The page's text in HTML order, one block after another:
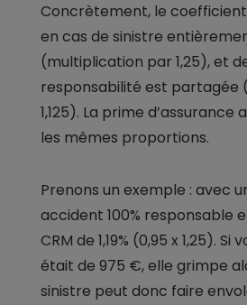
Concrètement, le
en cas de sinistre
(multiplication par 1,25), et de
responsabilité est partagée
1,125). La prime
les mêmes proportions.
Prenons un exemple : avec
accident 100% responsable
CRM de 1,19% (0,95 x 1,25).
était de 975 €, elle grimpe
sinistre peut donc faire